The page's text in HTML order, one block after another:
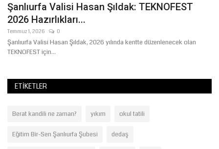
Şanlıurfa Valisi Hasan Şıldak: TEKNOFEST
2026 Hazırlıkları...
Temmuz 1, 2026 0
Şanlıurfa Valisi Hasan Şıldak, 2026 yılında kentte düzenlenecek olan
TEKNOFEST için...
ETIKETLER
Berat kandili ne zaman? yıkım okul tatili
Eğitim Bir-Sen Şanlıurfa Şubesi dedaş